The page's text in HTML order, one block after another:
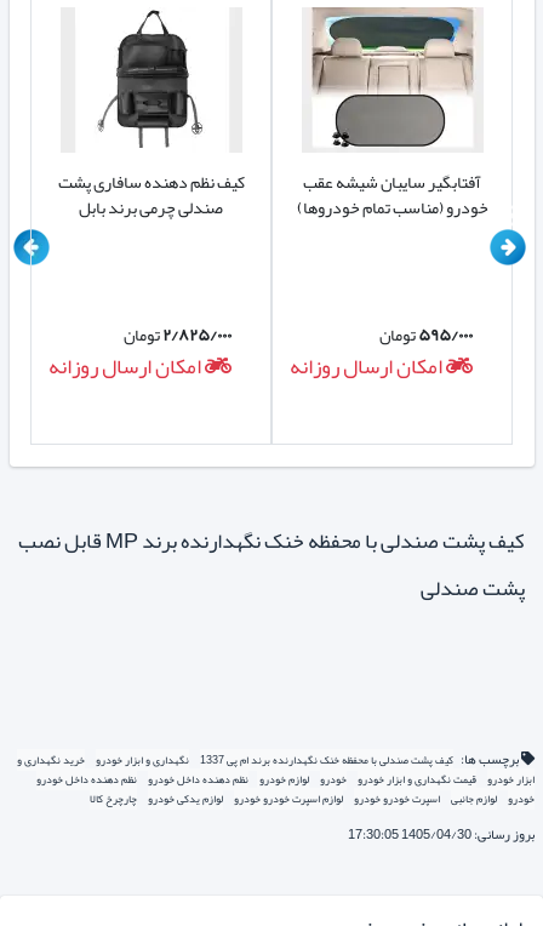
کیف نظم دهنده سافاری پشت
صندلی چرمی برند بابل
۲/۸۲۵/۰۰۰تومان
امکان ارسال روزانه
آفتابگیر سایبان شیشه عقب
خودرو (مناسب تمام خودروها)
۵۹۵/۰۰۰تومان
امکان ارسال روزانه
کیف پشت صندلی با محفظه خنک نگهدارنده برند MP قابل نصب
پشت صندلی
برچسب ها: کیف پشت صندلی با محفظه خنک نگهدارنده برند ام پی 1337 نگهداری و ابزار خودرو خرید نگهداری و
ابزار خودرو قیمت نگهداری و ابزار خودرو خودرو لوازم خودرو نظم دهنده داخل خودرو نظم دهنده داخل خودرو
خودرو لوازم جانبی اسپرت خودرو خودرو لوازم اسپرت خودرو خودرو لوازم یدکی خودرو چارچرخ کالا
بروز رسانی: 1405/04/30 17:30:05